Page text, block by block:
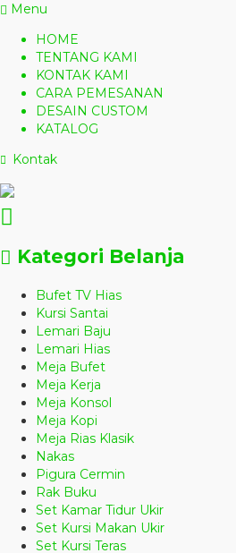
Menu
HOME
TENTANG KAMI
KONTAK KAMI
CARA PEMESANAN
DESAIN CUSTOM
KATALOG
Kontak
Kategori Belanja
Bufet TV Hias
Kursi Santai
Lemari Baju
Lemari Hias
Meja Bufet
Meja Kerja
Meja Konsol
Meja Kopi
Meja Rias Klasik
Nakas
Pigura Cermin
Rak Buku
Set Kamar Tidur Ukir
Set Kursi Makan Ukir
Set Kursi Teras